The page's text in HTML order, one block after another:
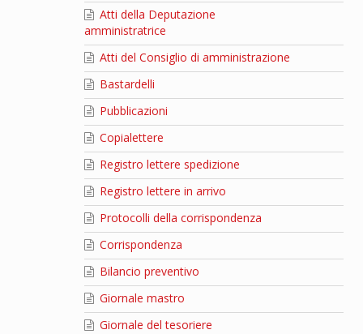
Atti della Deputazione
amministratrice
Atti del Consiglio di amministrazione
Bastardelli
Pubblicazioni
Copialettere
Registro lettere spedizione
Registro lettere in arrivo
Protocolli della corrispondenza
Corrispondenza
Bilancio preventivo
Giornale mastro
Giornale del tesoriere